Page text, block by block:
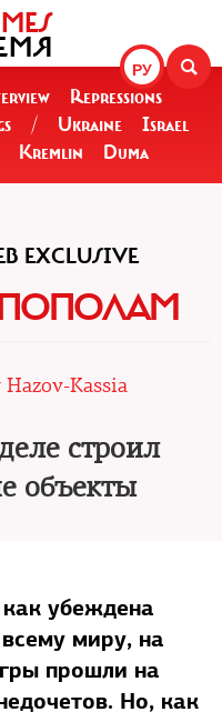
РУ
Repressions
/ Ukraine
Israel
Kremlin Duma
EXCLUSIVE
ПОПОЛАМ
Hazov-Kassia
строил
объекты
убеждена
миру, на
прошли на
Но, как